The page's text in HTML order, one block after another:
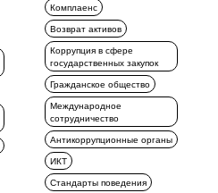
Комплаенс
Возврат активов
Коррупция в сфере
государственных закупок
Гражданское общество
Международное
сотрудничество
Антикоррупционные органы
ИКТ
Стандарты поведения